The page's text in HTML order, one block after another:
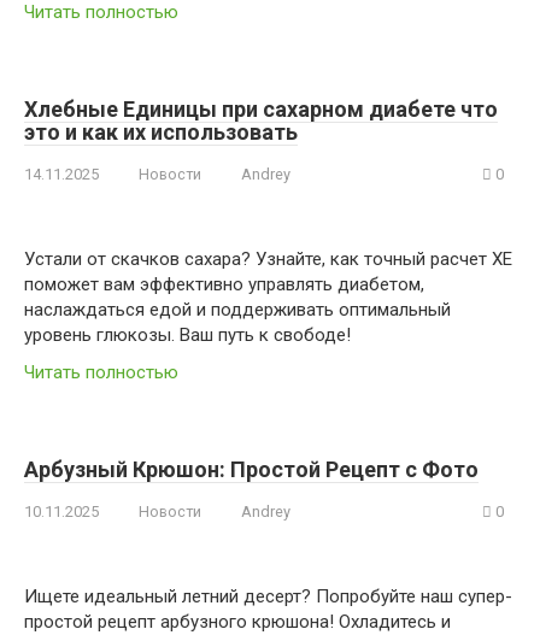
Читать полностью
Хлебные Единицы при сахарном диабете что
это и как их использовать
14.11.2025 Новости Andrey 0
Устали от скачков сахара? Узнайте, как точный расчет ХЕ
поможет вам эффективно управлять диабетом,
наслаждаться едой и поддерживать оптимальный
уровень глюкозы. Ваш путь к свободе!
Читать полностью
Арбузный Крюшон: Простой Рецепт с Фото
10.11.2025 Новости Andrey 0
Ищете идеальный летний десерт? Попробуйте наш супер-
простой рецепт арбузного крюшона! Охладитесь и